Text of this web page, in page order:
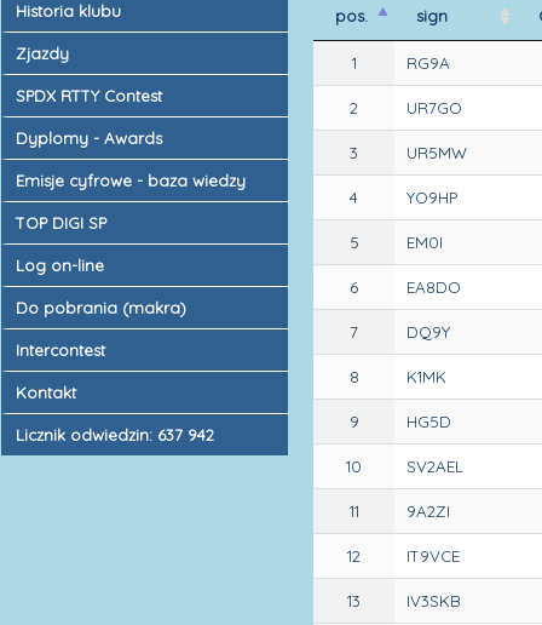
Historia klubu
Zjazdy
SPDX RTTY Contest
Dyplomy - Awards
Emisje cyfrowe - baza wiedzy
TOP DIGI SP
Log on-line
Do pobrania (makra)
Intercontest
Kontakt
Licznik odwiedzin: 637 942
pos.
sign
1 RG9A
2 UR7GO
3 UR5MW
4 YO9HP
5 EM0I
6 EA8DO
7 DQ9Y
8 K1MK
9 HG5D
10 SV2AEL
11 9A2ZI
12 IT9VCE
13 IV3SKB